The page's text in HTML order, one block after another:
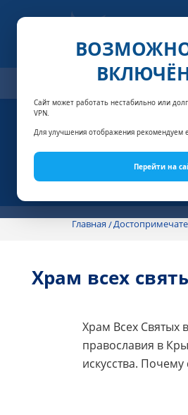
ВКЛЮЧЁН
Сайт может работать нестабильно или
VPN.
Для улучшения отображения рекомендуем
Перейти на
Главная
Храм всех
Храм Всех Святых
православия в
искусства.